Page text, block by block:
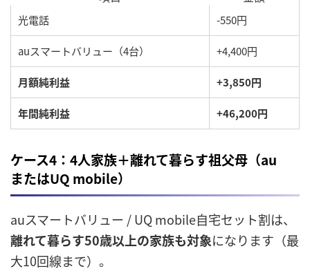
光電話 -550円
auスマートバリュー（4台） +4,400円
月額純利益 +3,850円
年間純利益 +46,200円
ケース4：4人家族＋離れて暮らす祖父母（au
またはUQ mobile）
auスマートバリュー / UQ mobile自宅セット割は、
離れて暮らす50歳以上の家族も対象になります（最
大10回線まで）。